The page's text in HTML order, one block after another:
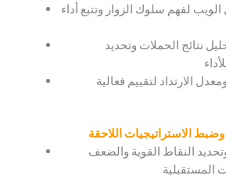
لفهم سلوك الزوار وتتبع أداء
نتائج الحملات وتحديد
الارتداد لتقييم فعالية
الاستراتيجيات اللاحقة
النقاط القوية والضعف
المستقبلية